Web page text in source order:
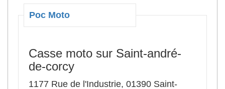
Poc Moto
Casse moto sur Saint-andré-
de-corcy
1177 Rue de l'Industrie, 01390 Saint-